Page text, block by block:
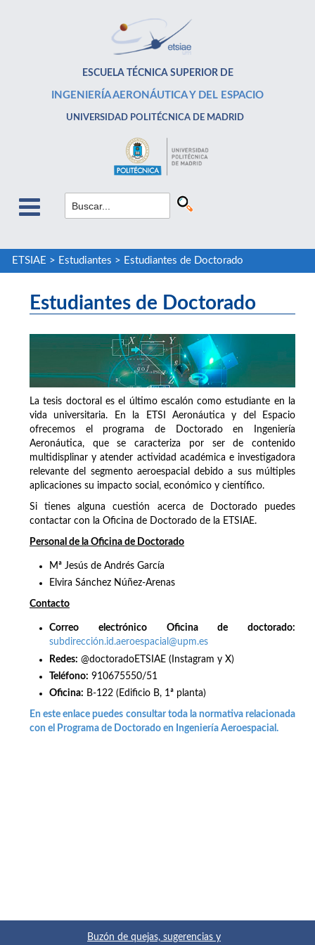
ESCUELA TÉCNICA SUPERIOR DE
INGENIERÍA AERONÁUTICA Y DEL ESPACIO
UNIVERSIDAD POLITÉCNICA DE MADRID
ETSIAE > Estudiantes > Estudiantes de Doctorado
Estudiantes de Doctorado
La tesis doctoral es el último escalón como estudiante en la
vida universitaria. En la ETSI Aeronáutica y del Espacio
ofrecemos el programa de Doctorado en Ingeniería
Aeronáutica, que se caracteriza por ser de contenido
multidisplinar y atender actividad académica e investigadora
relevante del segmento aeroespacial debido a sus múltiples
aplicaciones su impacto social, económico y científico.
Si tienes alguna cuestión acerca de Doctorado puedes
contactar con la Oficina de Doctorado de la ETSIAE.
Personal de la Oficina de Doctorado
Mª Jesús de Andrés García
Elvira Sánchez Núñez-Arenas
Contacto
Correo electrónico Oficina de doctorado:
subdirección.id.aeroespacial@upm.es
Redes: @doctoradoETSIAE (Instagram y X)
Teléfono: 910675550/51
Oficina: B-122 (Edificio B, 1ª planta)
En este enlace puedes consultar toda la normativa relacionada
con el Programa de Doctorado en Ingeniería Aeroespacial.
Buzón de quejas, sugerencias y